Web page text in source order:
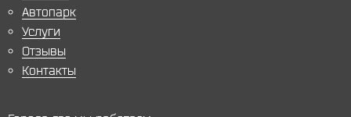
Автопарк
Услуги
Отзывы
Контакты